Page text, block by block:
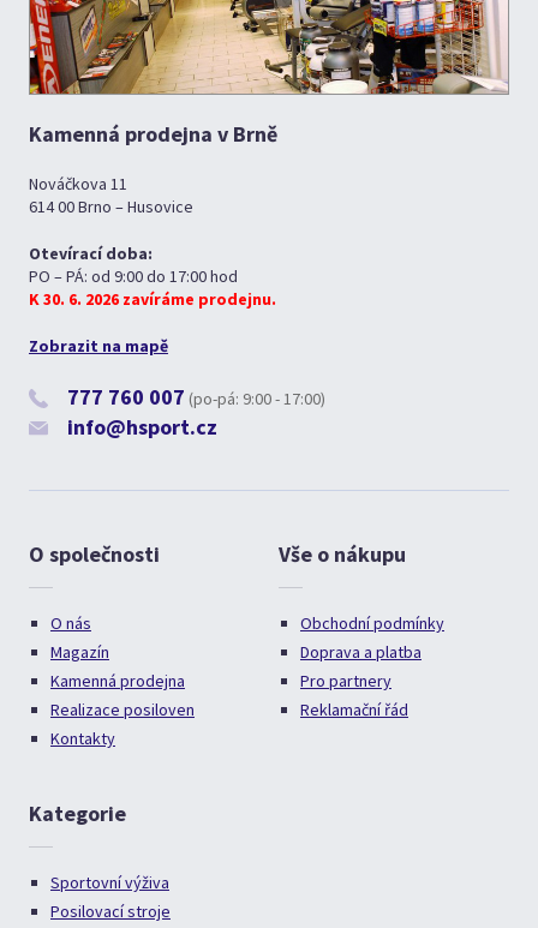
Kamenná prodejna v Brně
Nováčkova 11
614 00 Brno – Husovice
Otevírací doba:
PO – PÁ: od 9:00 do 17:00 hod
K 30. 6. 2026 zavíráme prodejnu.
Zobrazit na mapě
777 760 007 (po-pá: 9:00 - 17:00)
info@hsport.cz
O společnosti
O nás
Magazín
Kamenná prodejna
Realizace posiloven
Kontakty
Vše o nákupu
Obchodní podmínky
Doprava a platba
Pro partnery
Reklamační řád
Kategorie
Sportovní výživa
Posilovací stroje